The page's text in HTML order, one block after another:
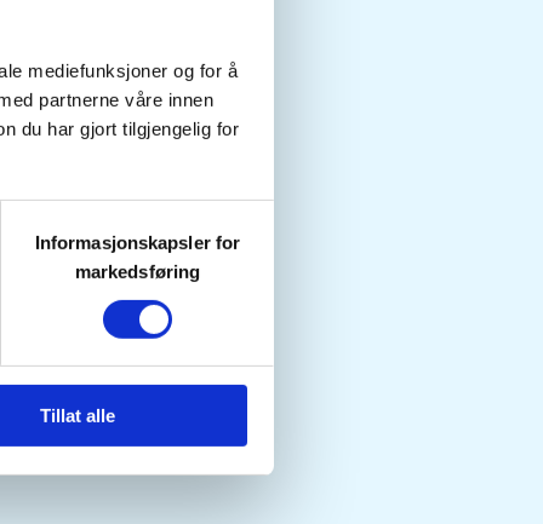
mediefunksjoner og for å
partnerne våre innen
du har gjort tilgjengelig for
Informasjonskapsler for
markedsføring
Tillat alle